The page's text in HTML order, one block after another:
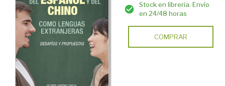
Stock en librería. Envío
en 24/48 horas
COMPRAR